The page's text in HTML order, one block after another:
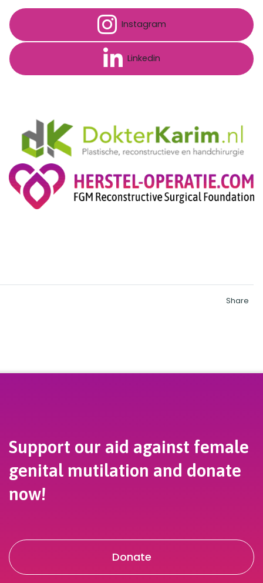
Instagram
Linkedin
Share
Support our aid against female
genital mutilation and donate
now!
Donate